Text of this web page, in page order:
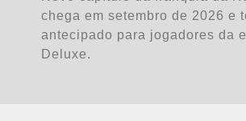
chega em setembro de 2026 e
antecipado para jogadores da
Deluxe.